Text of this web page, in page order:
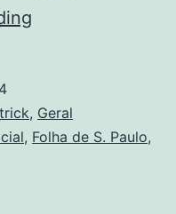
sobre
o
, Geral
, Folha de S. Paulo,